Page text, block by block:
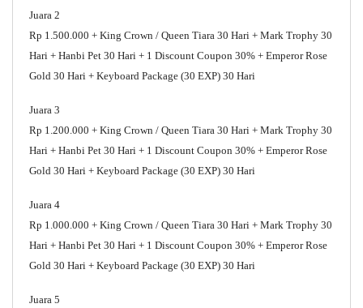
Juara 2
Rp 1.500.000 + King Crown / Queen Tiara 30 Hari + Mark Trophy 30
Hari + Hanbi Pet 30 Hari + 1 Discount Coupon 30% + Emperor Rose
Gold 30 Hari + Keyboard Package (30 EXP) 30 Hari
Juara 3
Rp 1.200.000 + King Crown / Queen Tiara 30 Hari + Mark Trophy 30
Hari + Hanbi Pet 30 Hari + 1 Discount Coupon 30% + Emperor Rose
Gold 30 Hari + Keyboard Package (30 EXP) 30 Hari
Juara 4
Rp 1.000.000 + King Crown / Queen Tiara 30 Hari + Mark Trophy 30
Hari + Hanbi Pet 30 Hari + 1 Discount Coupon 30% + Emperor Rose
Gold 30 Hari + Keyboard Package (30 EXP) 30 Hari
Juara 5